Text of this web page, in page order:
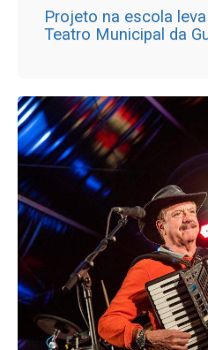
Projeto na escola
Teatro Municipal da